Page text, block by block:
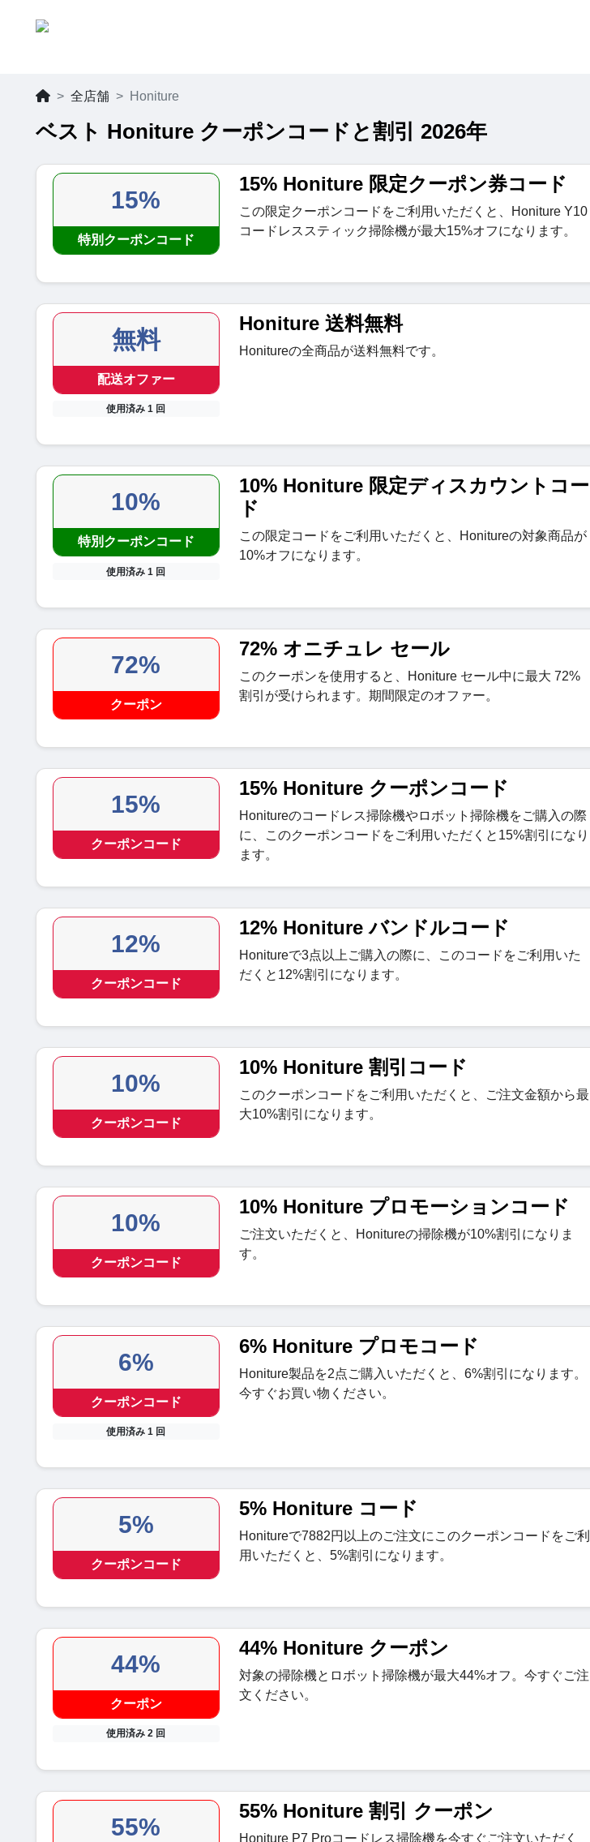
全店舗 Honiture
ベスト Honiture クーポンコードと割引 2026年
15%
特別クーポンコード
15% Honiture 限定クーポン券コード
この限定クーポンコードをご利用いただくと、Honiture Y10
コードレススティック掃除機が最大15%オフになります。
無料
配送オファー
使用済み 1 回
Honiture 送料無料
Honitureの全商品が送料無料です。
10%
特別クーポンコード
使用済み 1 回
10% Honiture 限定ディスカウントコー
ド
この限定コードをご利用いただくと、Honitureの対象商品が
10%オフになります。
72%
クーポン
72% オニチュレ セール
このクーポンを使用すると、Honiture セール中に最大 72%
割引が受けられます。期間限定のオファー。
15%
クーポンコード
15% Honiture クーポンコード
Honitureのコードレス掃除機やロボット掃除機をご購入の際
に、このクーポンコードをご利用いただくと15%割引になり
ます。
12%
クーポンコード
12% Honiture バンドルコード
Honitureで3点以上ご購入の際に、このコードをご利用いた
だくと12%割引になります。
10%
クーポンコード
10% Honiture 割引コード
このクーポンコードをご利用いただくと、ご注文金額から最
大10%割引になります。
10%
クーポンコード
10% Honiture プロモーションコード
ご注文いただくと、Honitureの掃除機が10%割引になりま
す。
6%
クーポンコード
使用済み 1 回
6% Honiture プロモコード
Honiture製品を2点ご購入いただくと、6%割引になります。
今すぐお買い物ください。
5%
クーポンコード
5% Honiture コード
Honitureで7882円以上のご注文にこのクーポンコードをご利
用いただくと、5%割引になります。
44%
クーポン
使用済み 2 回
44% Honiture クーポン
対象の掃除機とロボット掃除機が最大44%オフ。今すぐご注
文ください。
55%
55% Honiture 割引 クーポン
Honiture P7 Proコードレス掃除機を今すぐご注文いただく